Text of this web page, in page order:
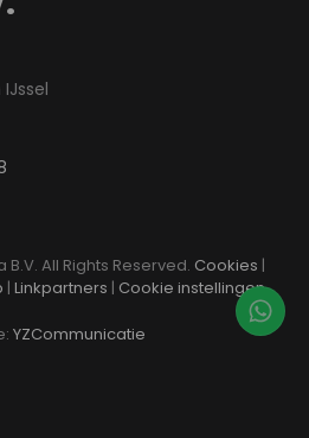
B.V. All Rights Reserved. Cookies |
| Linkpartners | Cookie instellingen
YZCommunicatie